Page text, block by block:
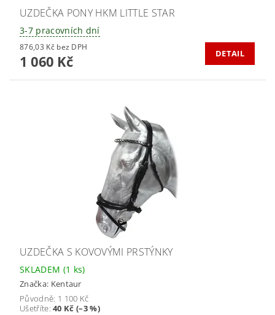
UZDEČKA PONY HKM LITTLE STAR
3-7 pracovních dní
876,03 Kč bez DPH
1 060 Kč DETAIL
UZDEČKA S KOVOVÝMI PRSTÝNKY
SKLADEM (1 ks)
Značka: Kentaur
Původně: 1 100 Kč
Ušetříte:40 Kč (–3 %)